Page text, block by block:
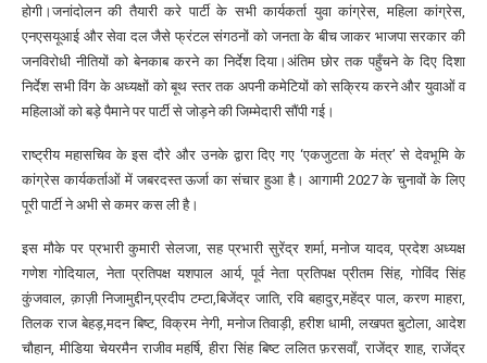
होगी।जनांदोलन की तैयारी करे पार्टी के सभी कार्यकर्ता युवा कांग्रेस, महिला कांग्रेस,
एनएसयूआई और सेवा दल जैसे फ्रंटल संगठनों को जनता के बीच जाकर भाजपा सरकार की
जनविरोधी नीतियों को बेनकाब करने का निर्देश दिया।अंतिम छोर तक पहुँचने के दिए दिशा
निर्देश सभी विंग के अध्यक्षों को बूथ स्तर तक अपनी कमेटियों को सक्रिय करने और युवाओं व
महिलाओं को बड़े पैमाने पर पार्टी से जोड़ने की जिम्मेदारी सौंपी गई।
राष्ट्रीय महासचिव के इस दौरे और उनके द्वारा दिए गए ‘एकजुटता के मंत्र’ से देवभूमि के
कांग्रेस कार्यकर्ताओं में जबरदस्त ऊर्जा का संचार हुआ है। आगामी 2027 के चुनावों के लिए
पूरी पार्टी ने अभी से कमर कस ली है।
इस मौके पर प्रभारी कुमारी सेलजा, सह प्रभारी सुरेंद्र शर्मा, मनोज यादव, प्रदेश अध्यक्ष
गणेश गोदियाल, नेता प्रतिपक्ष यशपाल आर्य, पूर्व नेता प्रतिपक्ष प्रीतम सिंह, गोविंद सिंह
कुंजवाल, क़ाज़ी निजामुद्दीन,प्रदीप टम्टा,बिजेंद्र जाति, रवि बहादुर,महेंद्र पाल, करण माहरा,
तिलक राज बेहड़,मदन बिष्ट, विक्रम नेगी, मनोज तिवाड़ी, हरीश धामी, लखपत बुटोला, आदेश
चौहान, मीडिया चेयरमैन राजीव महर्षि, हीरा सिंह बिष्ट ललित फ़रसवाँ, राजेंद्र शाह, राजेंद्र